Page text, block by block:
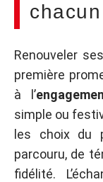
Renouveler
première
à l’
simple ou
les choix du
parcouru, de
fidélité.